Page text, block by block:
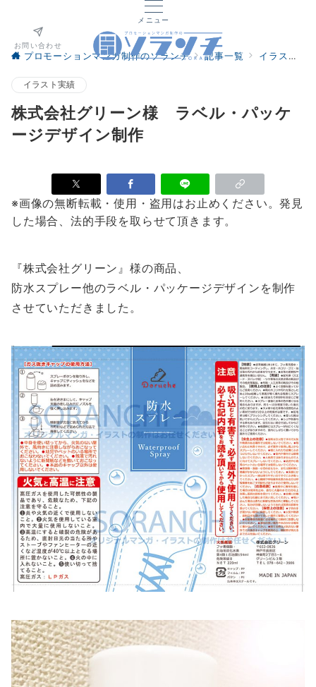
メニュー
お問い合わせ
プロモーションマンガ制作のソランチ 記事一覧 イラスト実績
イラスト実績
株式会社グリーン様 ラベル・パッケ
ージデザイン制作
※画像の無断転載・使用・盗用はお止めください。発見
した場合、法的手段を取らせて頂きます。
『株式会社グリーン』様の商品、
防水スプレー他のラベル・パッケージデザインを制作
させていただきました。